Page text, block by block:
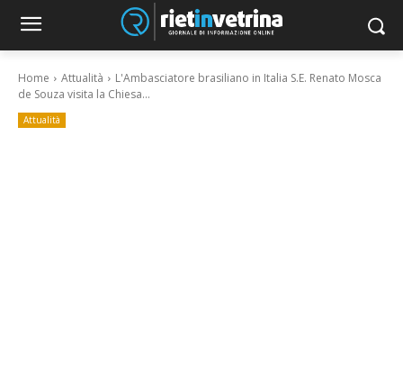
Home Attualità
L'Ambasciatore brasiliano in Italia S.E. Renato Mosca
de Souza visita la Chiesa...
Attualità